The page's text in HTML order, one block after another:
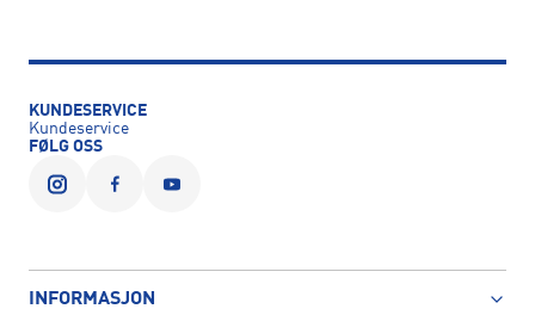
KUNDESERVICE
Kundeservice
FØLG OSS
INFORMASJON